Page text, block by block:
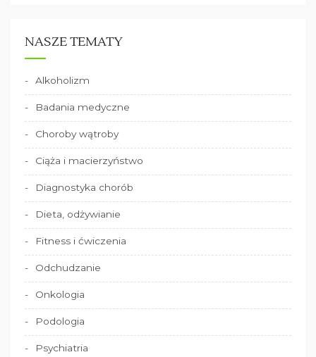
NASZE TEMATY
Alkoholizm
Badania medyczne
Choroby wątroby
Ciąża i macierzyństwo
Diagnostyka chorób
Dieta, odżywianie
Fitness i ćwiczenia
Odchudzanie
Onkologia
Podologia
Psychiatria